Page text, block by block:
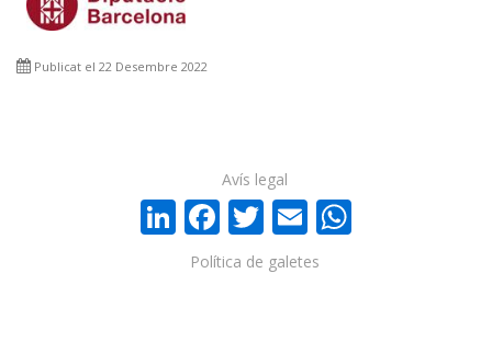
Publicat el 22 Desembre 2022
LinkedIn
Facebook
Twitter
Email
Política de galetes
Avís legal